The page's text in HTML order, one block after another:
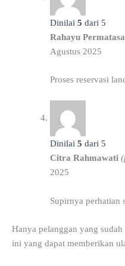
Dinilai 5 dari 5
Rahayu
Agustus 2025
Proses reservasi
Dinilai 5 dari 5
Citra Rahmawati
2025
Supirnya perhatian
Hanya pelanggan yang
ini yang dapat memberikan